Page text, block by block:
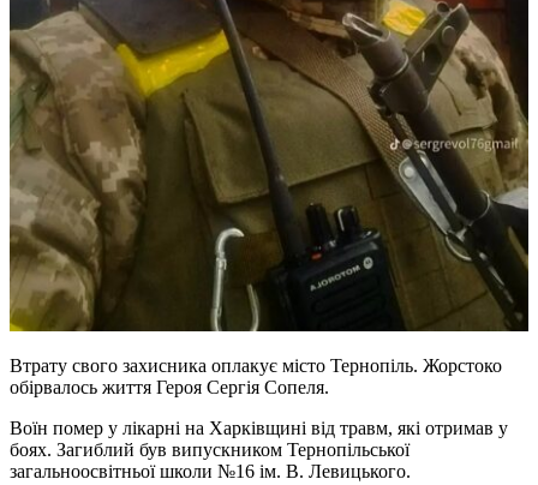
Втрату свого захисника оплакує місто Тернопіль. Жорстоко
обірвалось життя Героя Сергія Сопеля.
Воїн помер у лікарні на Харківщині від травм, які отримав у
боях. Загиблий був випускником Тернопільської
загальноосвітньої школи №16 ім. В. Левицького.